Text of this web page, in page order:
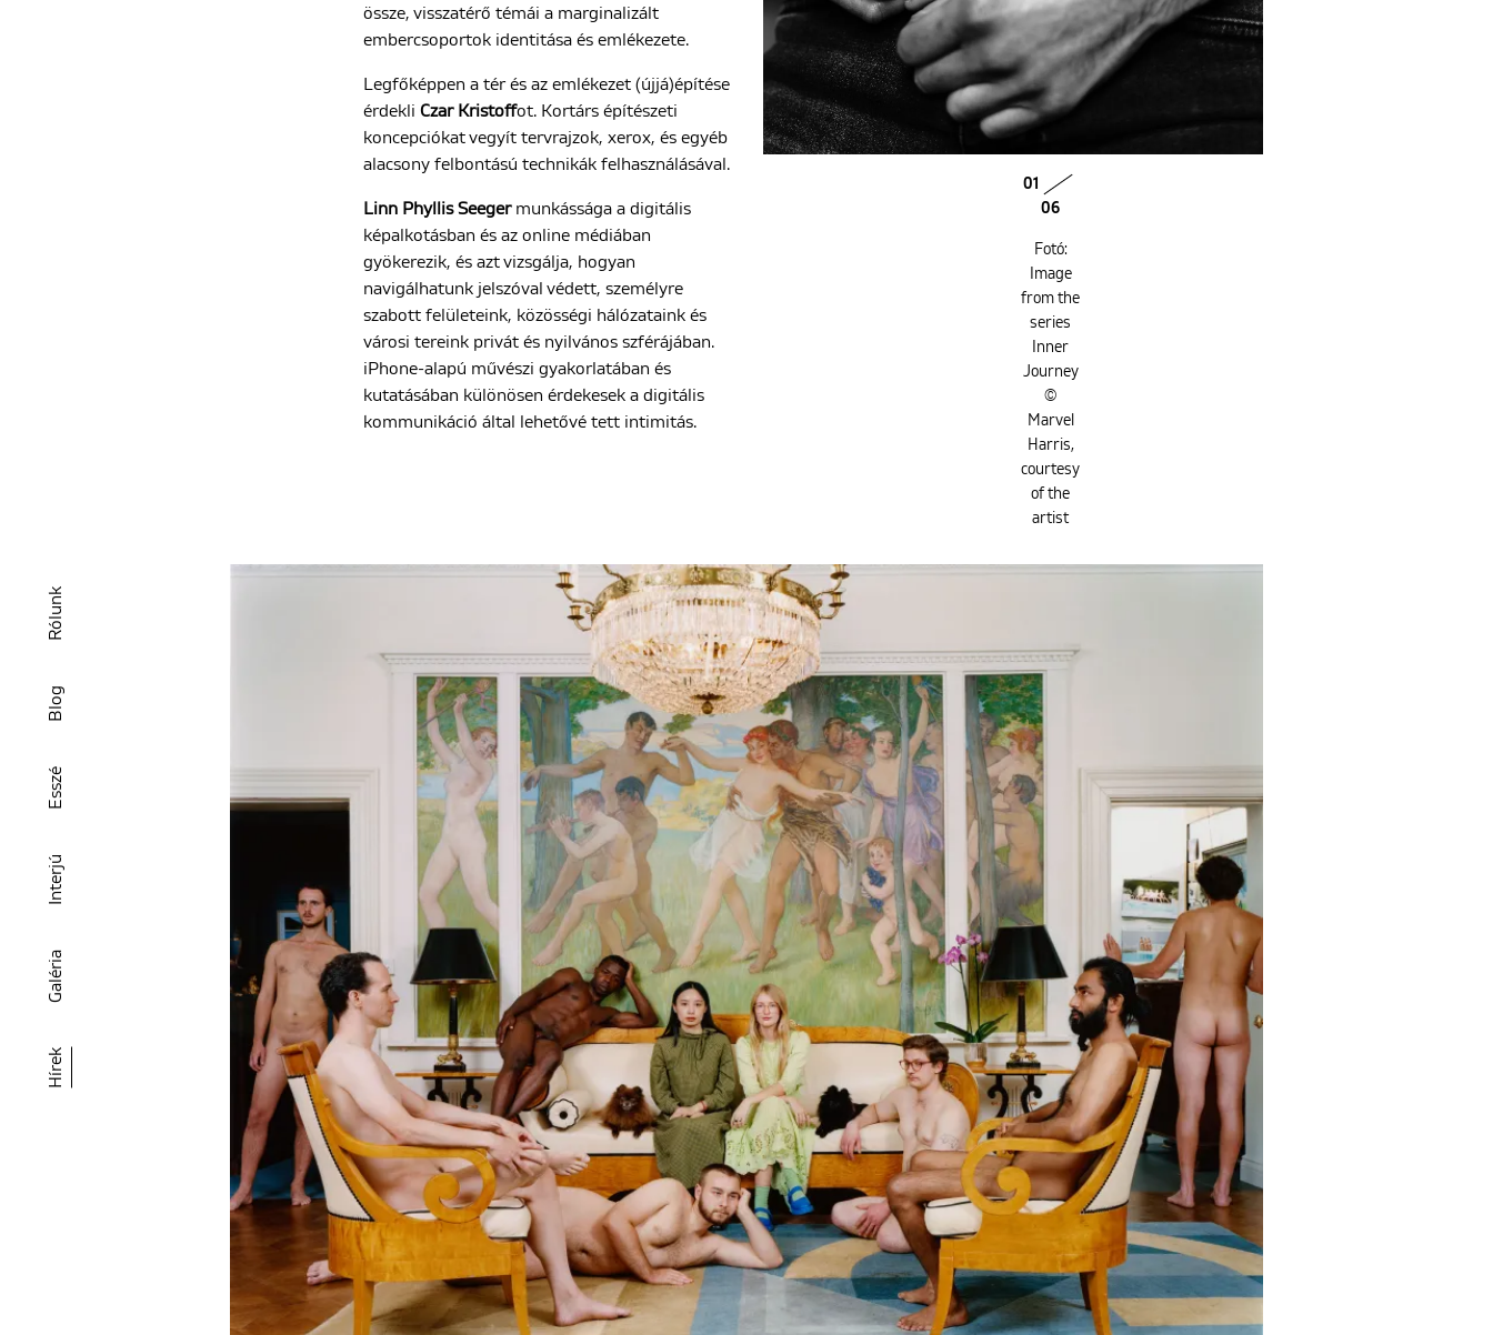
Hírek
Galéria
Interjú
Esszé
Blog
Rólunk
össze, visszatérő témái a marginalizált
embercsoportok identitása és emlékezete.
Legfőképpen a tér és az emlékezet (újjá)építése
érdekli Czar Kristoffot. Kortárs építészeti
koncepciókat vegyít tervrajzok, xerox, és egyéb
alacsony felbontású technikák felhasználásával.
Linn Phyllis Seegermunkássága a digitális
képalkotásban és az online médiában
gyökerezik, és azt vizsgálja, hogyan
navigálhatunk jelszóval védett, személyre
szabott felületeink, közösségi hálózataink és
városi tereink privát és nyilvános szférájában.
iPhone-alapú művészi gyakorlatában és
kutatásában különösen érdekesek a digitális
kommunikáció által lehetővé tett intimitás.
01
06
Fotó:
Image
from the
series
Inner
Journey
©
Marvel
Harris,
courtesy
of the
artist